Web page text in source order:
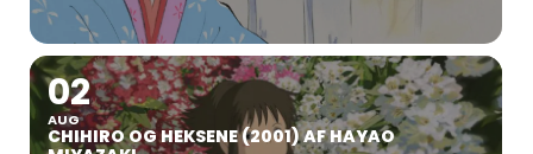
02
AUG
CHIHIRO OG HEKSENE (2001) AF HAYAO